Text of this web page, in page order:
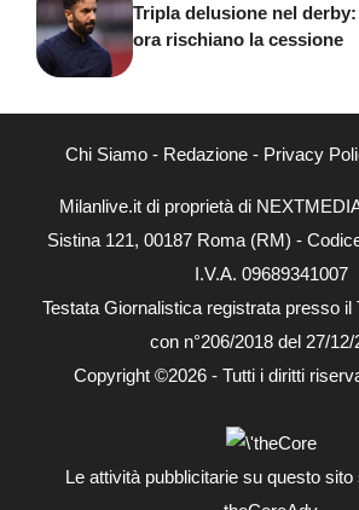
Tripla delusione nel derby:
ora rischiano la cessione
Chi Siamo- Redazione- Privacy
Milanlive.it di proprietà di
Sistina 121, 00187 Roma (RM) -
I.V.A. 09689341007
Testata Giornalistica registrata presso il
con n°206/2018 del 27/12/
Copyright ©2026 - Tutti i diritti
Le attività pubblicitarie su questo